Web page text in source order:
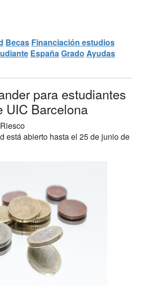
Becas Financiación estudios
EspañaGrado Ayudas
para estudiantes
UIC Barcelona
está abierto hasta el 25 de junio de